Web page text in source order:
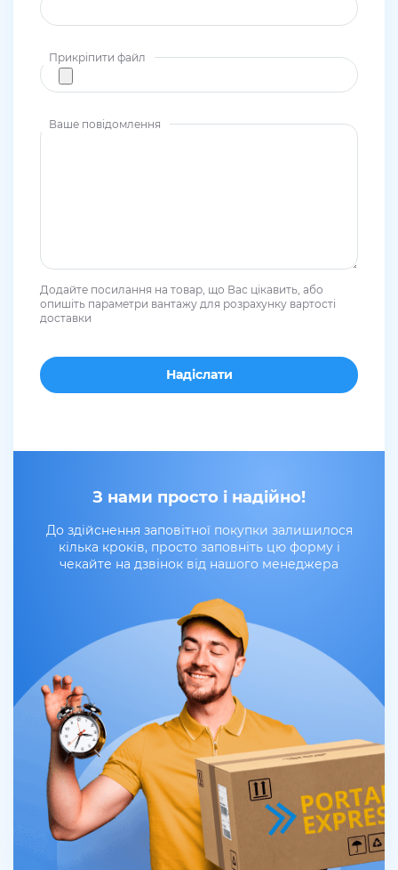
З нами просто і надійно!
До здійснення заповітної покупки залишилося
кілька кроків, просто заповніть цю форму і
чекайте на дзвінок від нашого менеджера
Прикріпити файл
Ваше повідомлення
Додайте посилання на товар, що Вас цікавить, або
опишіть параметри вантажу для розрахунку вартості
доставки